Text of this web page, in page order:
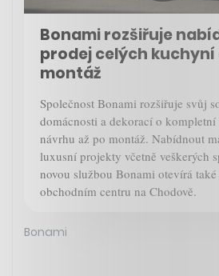
Bonami rozšiřuje
prodej celých
montáž
Společnost Bonami rozšiřuje svůj
domácnosti a dekorací o
návrhu až po montáž. Nabídnout
luxusní projekty včetně veškerých
novou službou Bonami otevírá
obchodním centru na Chodově.
Bonami